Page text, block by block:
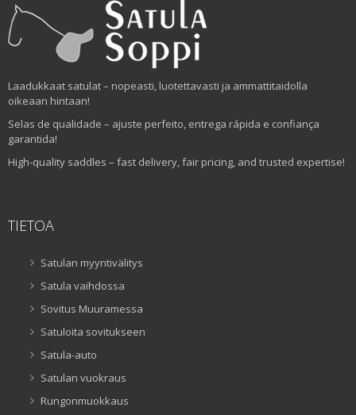
Laadukkaat satulat – nopeasti, luotettavasti ja ammattitaidolla
oikeaan hintaan!
Selas de qualidade – ajuste perfeito, entrega rápida e confiança
garantida!
High-quality saddles – fast delivery, fair pricing, and trusted expertise!
TIETOA
Satulan myyntivälitys
Satula vaihdossa
Sovitus Muuramessa
Satuloita sovitukseen
Satula-auto
Satulan vuokraus
Rungonmuokkaus